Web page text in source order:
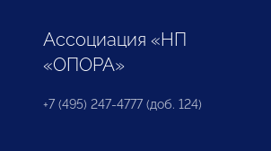
Ассоциация «НП
«ОПОРА»
+7 (495) 247-4777 (доб. 124)